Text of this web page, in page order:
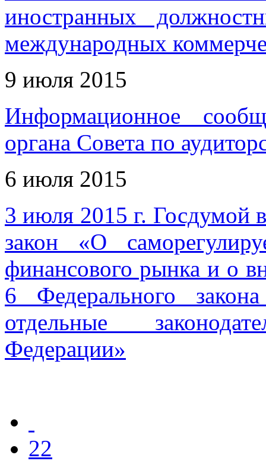
иностранных
международных
9 июля 2015
Информационное
органа Совета по
6 июля 2015
3 июля 2015 г. Госдумой
закон «О
финансового рынка и о
6 Федерального
отдельные
Федерации»
22